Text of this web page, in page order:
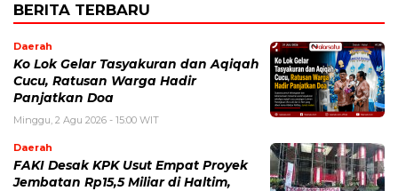
BERITA TERBARU
Daerah
Ko Lok Gelar Tasyakuran dan Aqiqah
Cucu, Ratusan Warga Hadir
Panjatkan Doa
Minggu, 2 Agu 2026 - 15:00 WIT
Daerah
FAKI Desak KPK Usut Empat Proyek
Jembatan Rp15,5 Miliar di Haltim,